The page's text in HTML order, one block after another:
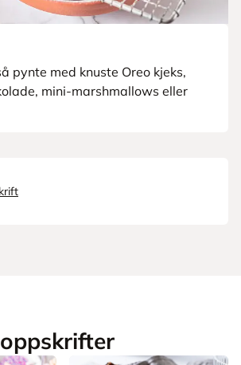
pynte med knuste Oreo kjeks,
mini-marshmallows eller